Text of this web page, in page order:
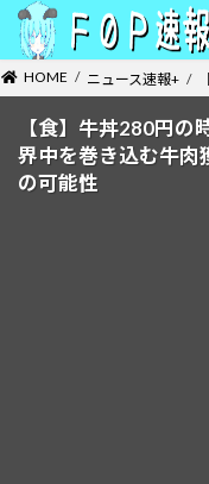
テ
ン
ゲ
ー HOME ニュース速報+
【食】牛丼280円
界中を巻き込む牛肉
の可能性